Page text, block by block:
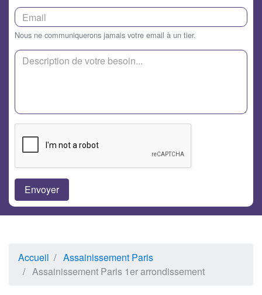
Nous ne communiquerons jamais votre email à un tier.
Accueil
Assainissement Paris
Assainissement Paris 1er arrondissement